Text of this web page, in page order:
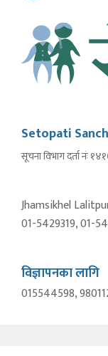
Setopati
सूचना विभाग दर्ता नंः
Jhamsikhel
01-5429319, 01-
विज्ञापनका लागि
015544598,